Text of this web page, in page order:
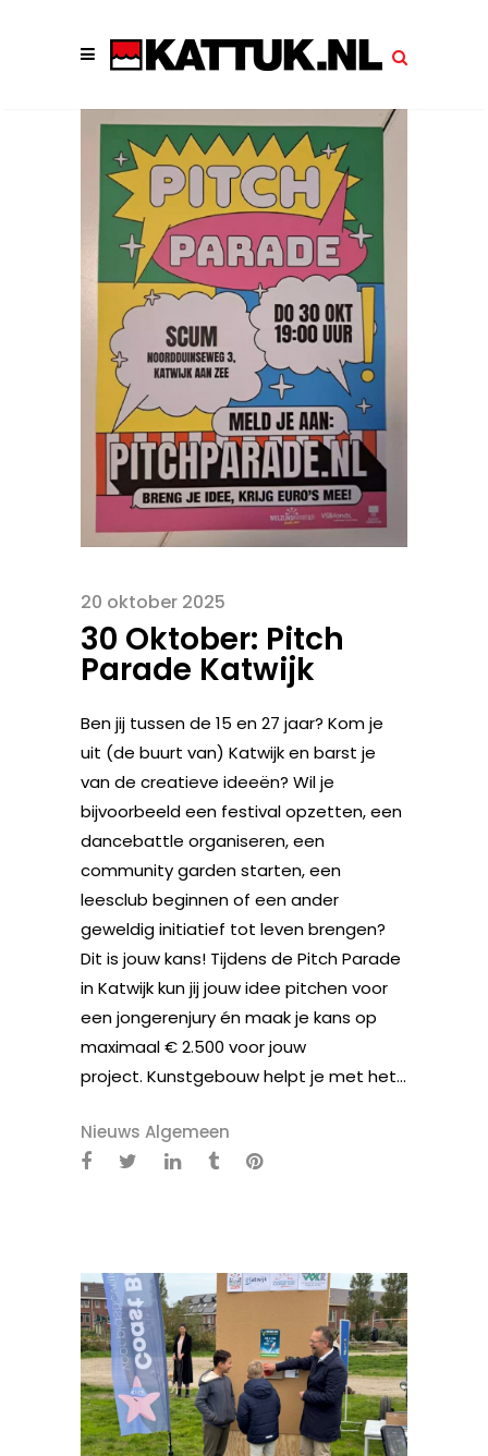
20 oktober 2025
30 Oktober: Pitch
Parade Katwijk
Ben jij tussen de 15 en 27 jaar? Kom je
uit (de buurt van) Katwijk en barst je
van de creatieve ideeën? Wil je
bijvoorbeeld een festival opzetten, een
dancebattle organiseren, een
community garden starten, een
leesclub beginnen of een ander
geweldig initiatief tot leven brengen?
Dit is jouw kans! Tijdens de Pitch Parade
in Katwijk kun jij jouw idee pitchen voor
een jongerenjury én maak je kans op
maximaal € 2.500 voor jouw
project. Kunstgebouw helpt je met het...
Nieuws Algemeen